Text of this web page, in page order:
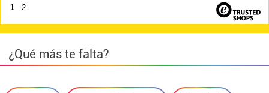
1 2
¿Qué más te falta?